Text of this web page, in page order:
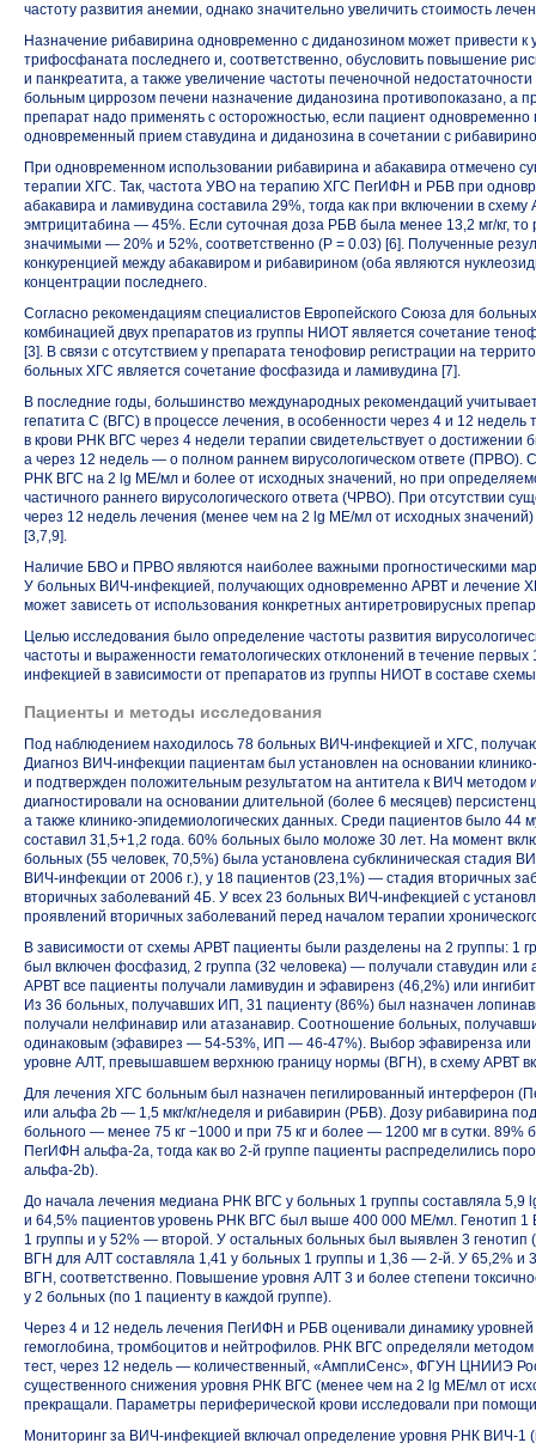
частоту развития анемии, однако значительно увеличить стоимость
Назначение рибавирина одновременно с диданозином может привести к
трифосфаната последнего и, соответственно, обусловить повышение
и панкреатита, а также увеличение частоты печеночной
больным циррозом печени назначение диданозина противопоказано, а
препарат надо применять с осторожностью, если пациент
одновременный прием ставудина и диданозина в сочетании с
При одновременном использовании рибавирина и абакавира отмечено
терапии ХГС. Так, частота УВО на терапию ХГС ПегИФН и РБВ при
абакавира и ламивудина составила 29%, тогда как при включении в
эмтрицитабина — 45%. Если суточная доза РБВ была менее 13,2 мг/кг,
значимыми — 20% и 52%, соответственно (P = 0.03) [6]. Полученные
конкуренцией между абакавиром и рибавирином (оба являются
концентрации последнего.
Согласно рекомендациям специалистов Европейского Союза для
комбинацией двух препаратов из группы НИОТ является сочетание
[3]. В связи с отсутствием у препарата тенофовир регистрации на
больных ХГС является сочетание фосфазида и ламивудина [7].
В последние годы, большинство международных рекомендаций
гепатита С (ВГС) в процессе лечения, в особенности через 4 и 12
в крови РНК ВГС через 4 недели терапии свидетельствует о достижении
а через 12 недель — о полном раннем вирусологическом ответе (ПРВО).
РНК ВГС на 2 lg МЕ/мл и более от исходных значений, но при
частичного раннего вирусологического ответа (ЧРВО). При отсутствии
через 12 недель лечения (менее чем на 2 lg МЕ/мл от исходных
[3,7,9].
Наличие БВО и ПРВО являются наиболее важными прогностическими
У больных ВИЧ-инфекцией, получающих одновременно АРВТ и лечение
может зависеть от использования конкретных антиретровирусных
Целью исследования было определение частоты развития
частоты и выраженности гематологических отклонений в течение
инфекцией в зависимости от препаратов из группы НИОТ в составе
Пациенты и методы исследования
Под наблюдением находилось 78 больных ВИЧ-инфекцией и ХГС,
Диагноз ВИЧ-инфекции пациентам был установлен на основании
и подтвержден положительным результатом на антитела к ВИЧ методом
диагностировали на основании длительной (более 6 месяцев)
а также клинико-эпидемиологических данных. Среди пациентов было
составил 31,5+1,2 года. 60% больных было моложе 30 лет. На момент
больных (55 человек, 70,5%) была установлена субклиническая стадия
ВИЧ-инфекции от 2006 г.), у 18 пациентов (23,1%) — стадия вторичных
вторичных заболеваний 4Б. У всех 23 больных ВИЧ-инфекцией с
проявлений вторичных заболеваний перед началом терапии
В зависимости от схемы АРВТ пациенты были разделены на 2 группы: 1
был включен фосфазид, 2 группа (32 человека) — получали ставудин или
АРВТ все пациенты получали ламивудин и эфавиренз (46,2%) или
Из 36 больных, получавших ИП, 31 пациенту (86%) был назначен
получали нелфинавир или атазанавир. Соотношение больных,
одинаковым (эфавирез — 54-53%, ИП — 46-47%). Выбор эфавиренза или
уровне АЛТ, превышавшем верхнюю границу нормы (ВГН), в схему АРВТ
Для лечения ХГС больным был назначен пегилированный интерферон
или альфа 2b — 1,5 мкг/кг/неделя и рибавирин (РБВ). Дозу рибавирина
больного — менее 75 кг −1000 и при 75 кг и более — 1200 мг в сутки. 89%
ПегИФН альфа-2а, тогда как во 2-й группе пациенты распределились
альфа-2b).
До начала лечения медиана РНК ВГС у больных 1 группы составляла 5,9
и 64,5% пациентов уровень РНК ВГС был выше 400 000 МЕ/мл. Генотип
1 группы и у 52% — второй. У остальных больных был выявлен 3
ВГН для АЛТ составляла 1,41 у больных 1 группы и 1,36 — 2-й. У 65,2% и
ВГН, соответственно. Повышение уровня АЛТ 3 и более степени
у 2 больных (по 1 пациенту в каждой группе).
Через 4 и 12 недель лечения ПегИФН и РБВ оценивали динамику
гемоглобина, тромбоцитов и нейтрофилов. РНК ВГС определяли
тест, через 12 недель — количественный, «АмплиСенс», ФГУН ЦНИИЭ
существенного снижения уровня РНК ВГС (менее чем на 2 lg МЕ/мл от
прекращали. Параметры периферической крови исследовали при помощи
Мониторинг за ВИЧ-инфекцией включал определение уровня РНК ВИЧ-1